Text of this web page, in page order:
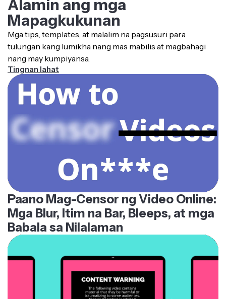
Mapagkukunan
Mga tips, templates, at malalim na pagsusuri para
tulungan kang lumikha nang mas mabilis at magbahagi
nang may kumpiyansa.
Tingnan lahat
Paano Mag-Censor ng Video Online:
Mga Blur, Itim na Bar, Bleeps, at mga
Babala sa Nilalaman